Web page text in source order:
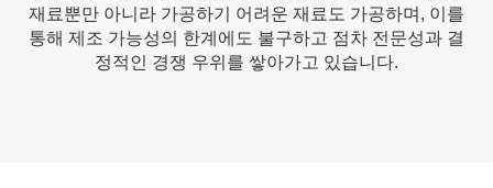
재료뿐만 아니라 가공하기 어려운 재료도 가공하며, 이를
통해 제조 가능성의 한계에도 불구하고 점차 전문성과 결
정적인 경쟁 우위를 쌓아가고 있습니다.